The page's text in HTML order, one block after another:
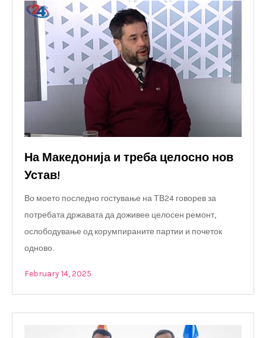
На Македонија и треба целосно нов
Устав!
Во моето последно гостување на ТВ24 говорев за
потребата државата да доживее целосен ремонт,
ослободување од корумпираните партии и почеток
одново.
February 14, 2025